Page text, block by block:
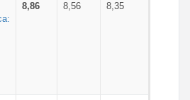
8,86 8,56 8,35